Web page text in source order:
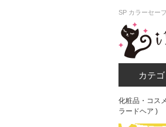
SP カラーセー
カテ
化粧品・コス
ラードヘア )